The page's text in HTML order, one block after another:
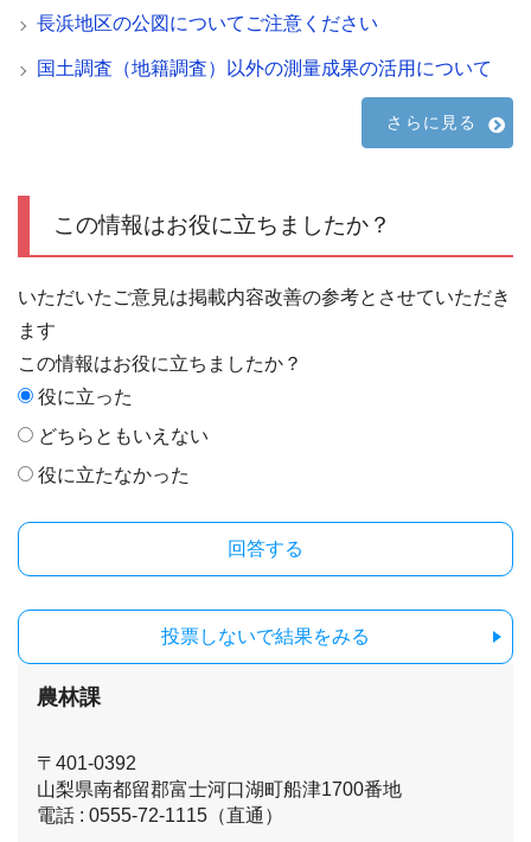
長浜地区の公図についてご注意ください
国土調査（地籍調査）以外の測量成果の活用について
さらに見る
この情報はお役に立ちましたか？
いただいたご意見は掲載内容改善の参考とさせていただき
ます
この情報はお役に立ちましたか？
役に立った
どちらともいえない
役に立たなかった
投票しないで結果をみる
農林課
〒401-0392
山梨県南都留郡富士河口湖町船津1700番地
電話 : 0555-72-1115（直通）